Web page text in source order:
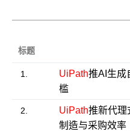
标题
1. UiPath推AI生成
槛
2. UiPath推新代
制造与采购效率